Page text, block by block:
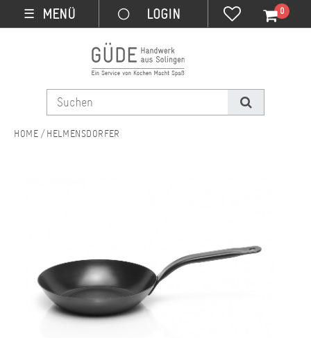
☰ MENÜ 0
HELMENSDORFER